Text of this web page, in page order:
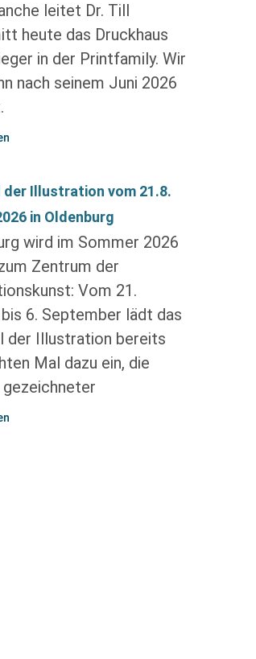
leitet Dr. Till
heute das Druckhaus
in der Printfamily. Wir
nach seinem Juni 2026
der Illustration vom 21.8.
in Oldenburg
wird im Sommer 2026
Zentrum der
Vom 21.
6. September lädt das
der Illustration bereits
Mal dazu ein, die